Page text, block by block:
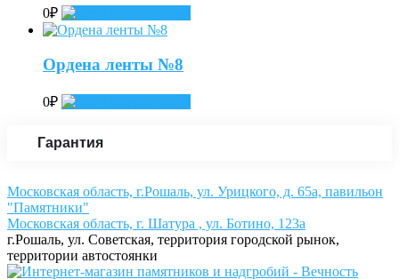
0₽
Ордена ленты №8
0₽
Гарантия
Московская область, г.Рошаль, ул. Урицкого, д. 65а, павильон
"Памятники"
Московская область, г. Шатура , ул. Ботино, 123а
г.Рошаль, ул. Советская, территория городской рынок,
территории автостоянки